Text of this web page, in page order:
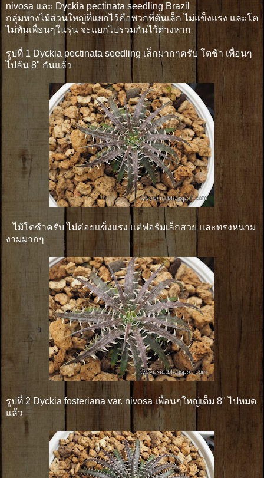
nivosa และ Dyckia pectinata seedling Brazil
กลุ่มหางไม้ส่วนใหญ่ที่แยกไว้คือพวกที่ต้นเล็ก ไม่แข็งแรง และโต
ไม่ทันเพื่อนๆในรุ่น จะแยกไปรวมกันไว้ต่างหาก
รูปที่ 1 Dyckia pectinata seedling เล็กมากๆครับ โตช้า เพื่อนๆ
ไปล้น 8" กันแล้ว
ไม้โตช้าครับ ไม่ค่อยเเข็งแรง แต่ฟอร์มเล็กสวย และทรงหนาม
งามมากๆ
รูปที่ 2 Dyckia fosteriana var. nivosa เพื่อนๆใหญ่เต็ม 8" ไปหมด
แล้ว